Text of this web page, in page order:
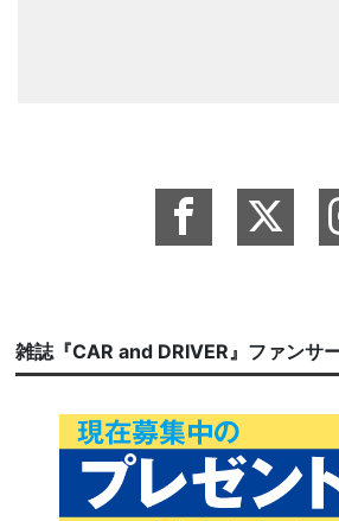
雑誌『CAR and DRIVER』ファンサ